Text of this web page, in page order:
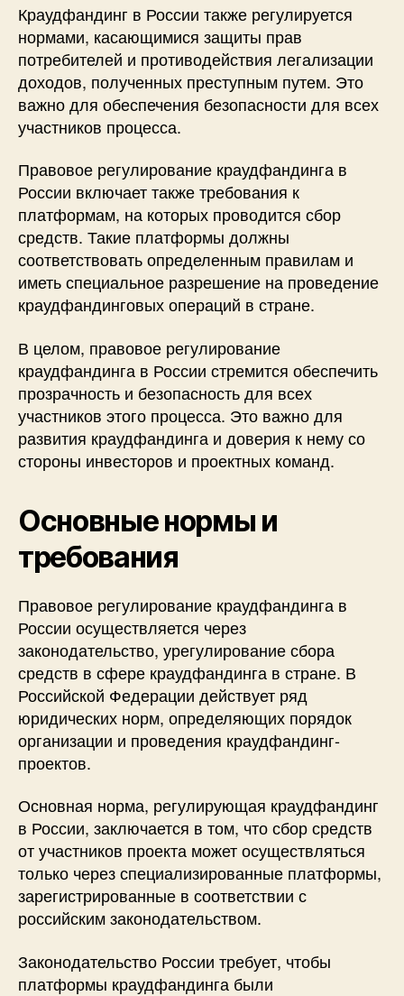
Краудфандинг в России также регулируется
нормами, касающимися защиты прав
потребителей и противодействия легализации
доходов, полученных преступным путем. Это
важно для обеспечения безопасности для всех
участников процесса.
Правовое регулирование краудфандинга в
России включает также требования к
платформам, на которых проводится сбор
средств. Такие платформы должны
соответствовать определенным правилам и
иметь специальное разрешение на проведение
краудфандинговых операций в стране.
В целом, правовое регулирование
краудфандинга в России стремится обеспечить
прозрачность и безопасность для всех
участников этого процесса. Это важно для
развития краудфандинга и доверия к нему со
стороны инвесторов и проектных команд.
Основные нормы и
требования
Правовое регулирование краудфандинга в
России осуществляется через
законодательство, урегулирование сбора
средств в сфере краудфандинга в стране. В
Российской Федерации действует ряд
юридических норм, определяющих порядок
организации и проведения краудфандинг-
проектов.
Основная норма, регулирующая краудфандинг
в России, заключается в том, что сбор средств
от участников проекта может осуществляться
только через специализированные платформы,
зарегистрированные в соответствии с
российским законодательством.
Законодательство России требует, чтобы
платформы краудфандинга были